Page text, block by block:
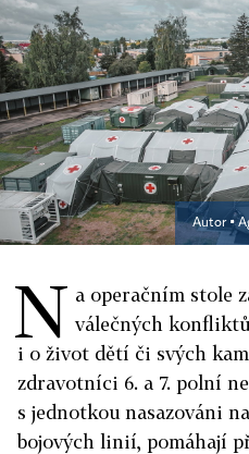
Autor ▪
N a operačním stole
válečných
i o život dětí či svých
zdravotníci 6. a 7. polní
s jednotkou nasazováni
bojových linií, pomáhají